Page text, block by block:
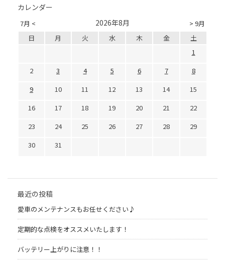
カレンダー
7月 < > 9月
2026年8月
日 月 火 水 木 金
土
1
2
3 4 5 6 7
8
9
10 11 12 13 14
15
16
17 18 19 20 21
22
23
24 25 26 27 28
29
30
31
最近の投稿
愛車のメンテナンスもお任せください♪
定期的な点検をオススメいたします！
バッテリー上がりに注意！！